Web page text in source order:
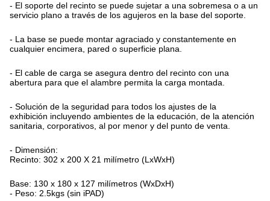
- El soporte del recinto se puede sujetar a una sobremesa o a un
servicio plano a través de los agujeros en la base del soporte.
- La base se puede montar agraciado y constantemente en
cualquier encimera, pared o superficie plana.
- El cable de carga se asegura dentro del recinto con una
abertura para que el alambre permita la carga montada.
- Solución de la seguridad para todos los ajustes de la
exhibición incluyendo ambientes de la educación, de la atención
sanitaria, corporativos, al por menor y del punto de venta.
- Dimensión:
Recinto: 302 x 200 X 21 milímetro (LxWxH)
Base: 130 x 180 x 127 milímetros (WxDxH)
- Peso: 2.5kgs (sin iPAD)